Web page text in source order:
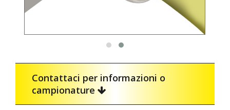
Contattaci per informazioni o
campionature